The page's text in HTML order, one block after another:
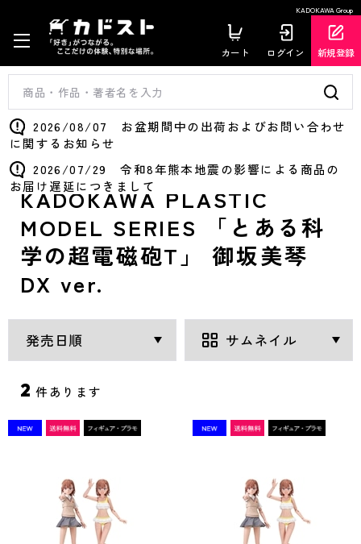
KADOKAWA Group
カート ログイン 新規登録
2026/08/07 お盆期間中の出荷およびお問い合わせ
に関するお知らせ
2026/07/29 令和8年熊本地震の影響による商品の
お届け遅延につきまして
KADOKAWA PLASTIC
MODEL SERIES 「とある科
学の超電磁砲T」 御坂美琴
DX ver.
2 件あります